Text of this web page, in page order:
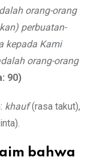
orang-orang
perbuatan-
kepada Kami
orang-orang
90)
khauf(rasa takut),
bahwa